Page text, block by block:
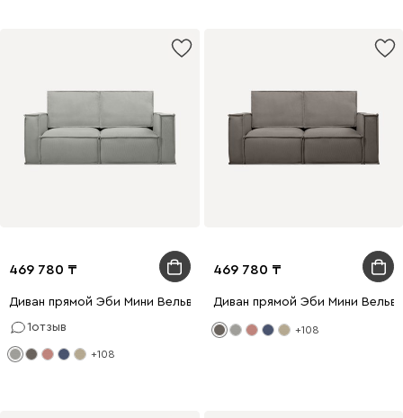
469 780
Диван прямой Эби Мини Вельвет Светло-серый
1отзыв
+108
469 780
Диван прямой Эби Мини
+108